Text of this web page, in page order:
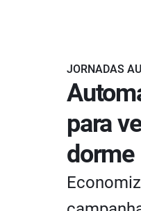
JORNADAS
para
dorme